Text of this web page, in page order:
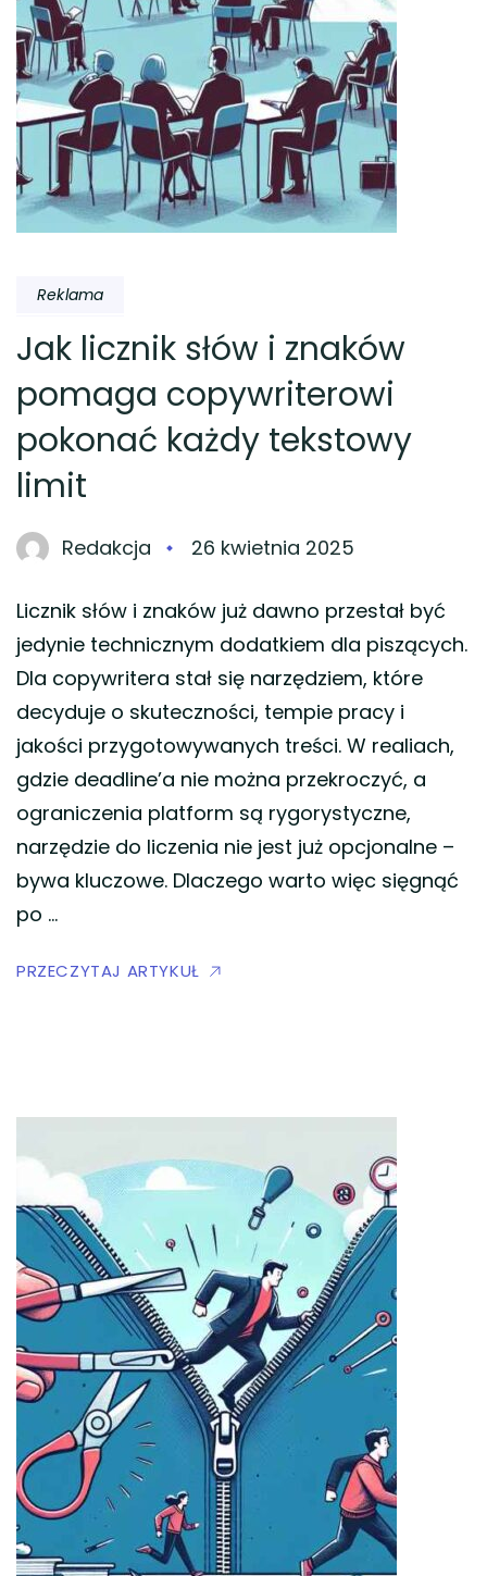
Reklama
Jak licznik słów i znaków
pomaga copywriterowi
pokonać każdy tekstowy
limit
Redakcja 26 kwietnia 2025
Licznik słów i znaków już dawno przestał być
jedynie technicznym dodatkiem dla piszących.
Dla copywritera stał się narzędziem, które
decyduje o skuteczności, tempie pracy i
jakości przygotowywanych treści. W realiach,
gdzie deadline’a nie można przekroczyć, a
ograniczenia platform są rygorystyczne,
narzędzie do liczenia nie jest już opcjonalne –
bywa kluczowe. Dlaczego warto więc sięgnąć
po …
PRZECZYTAJ ARTYKUŁ